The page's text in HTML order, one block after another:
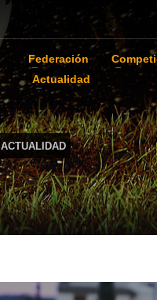
Federación
Actualidad
ACTUALIDAD